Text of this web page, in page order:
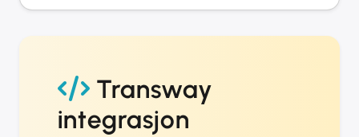
Transway
integrasjon